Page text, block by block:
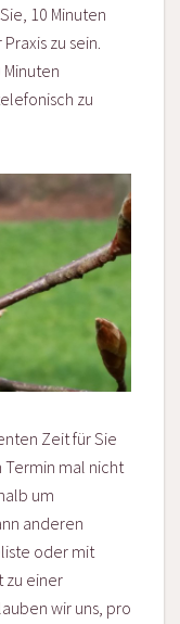
10 Minuten
zu sein.
zu
Zeit für Sie
Termin mal nicht
um
anderen
oder mit
zu einer
wir uns, pro